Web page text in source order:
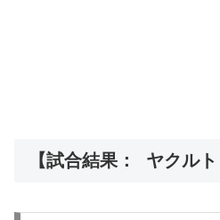
【試合結果： ヤクルト